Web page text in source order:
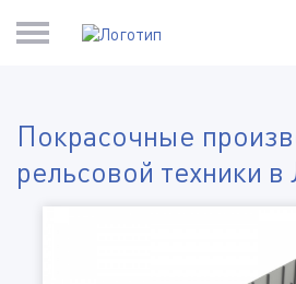
Покрасочные
рельсовой техники